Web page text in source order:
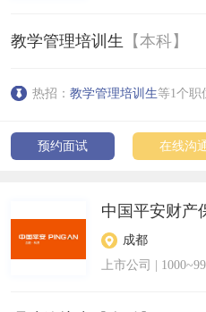
教学管理培训生 【本科】
热招： 教学管理培训生等1个职
预约面试 在线沟
中国平安财产
成都
上市公司 |